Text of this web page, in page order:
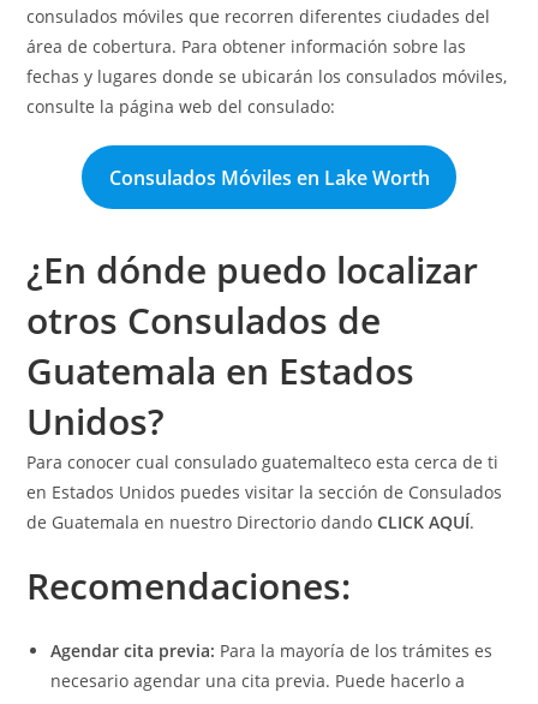
consulados móviles que recorren diferentes ciudades del
área de cobertura. Para obtener información sobre las
fechas y lugares donde se ubicarán los consulados móviles,
consulte la página web del consulado:
Consulados Móviles en Lake Worth
¿En dónde puedo localizar
otros Consulados de
Guatemala en Estados
Unidos?
Para conocer cual consulado guatemalteco esta cerca de ti
en Estados Unidos puedes visitar la sección de Consulados
de Guatemala en nuestro Directorio dandoCLICK AQUÍ.
Recomendaciones:
Agendar cita previa: Para la mayoría de los trámites es
necesario agendar una cita previa. Puede hacerlo a